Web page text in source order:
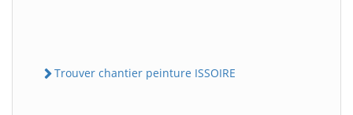
Trouver chantier peinture ISSOIRE